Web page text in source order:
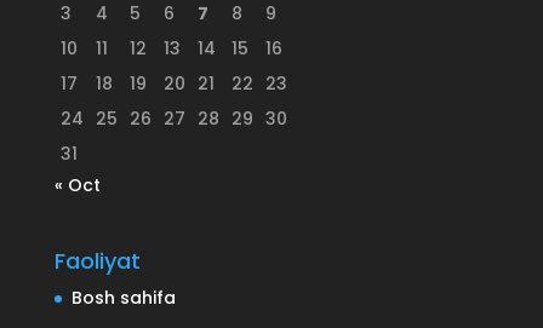
3
4 5 6 7 8
9
10
11 12 13 14 15
16
17
18 19 20 21 22 23
24 25 26 27 28 29 30
31
« Oct
Faoliyat
Bosh sahifa